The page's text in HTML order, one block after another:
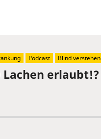
erlaubt!?
Podcast Blind verstehen